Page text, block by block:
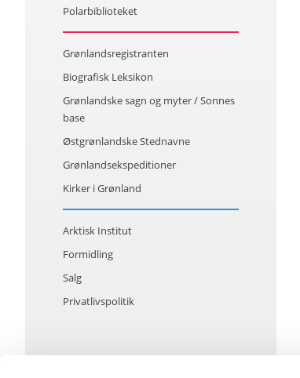
Polarbiblioteket
Grønlandsregistranten
Biografisk Leksikon
Grønlandske sagn og myter / Sonnes
base
Østgrønlandske Stednavne
Grønlandsekspeditioner
Kirker i Grønland
Arktisk Institut
Formidling
Salg
Privatlivspolitik